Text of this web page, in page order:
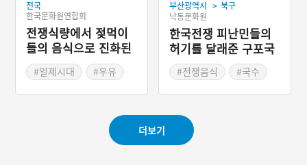
전국
한국문화원연합회
전쟁식량에서 젖먹이
들의 음식으로 진화된
분유
#일제시대
#우유
부산광역시 > 북구
낙동문화원
한국전쟁 피난민들의
허기를 달래준 구포국
수#전쟁음식
#국수
더보기